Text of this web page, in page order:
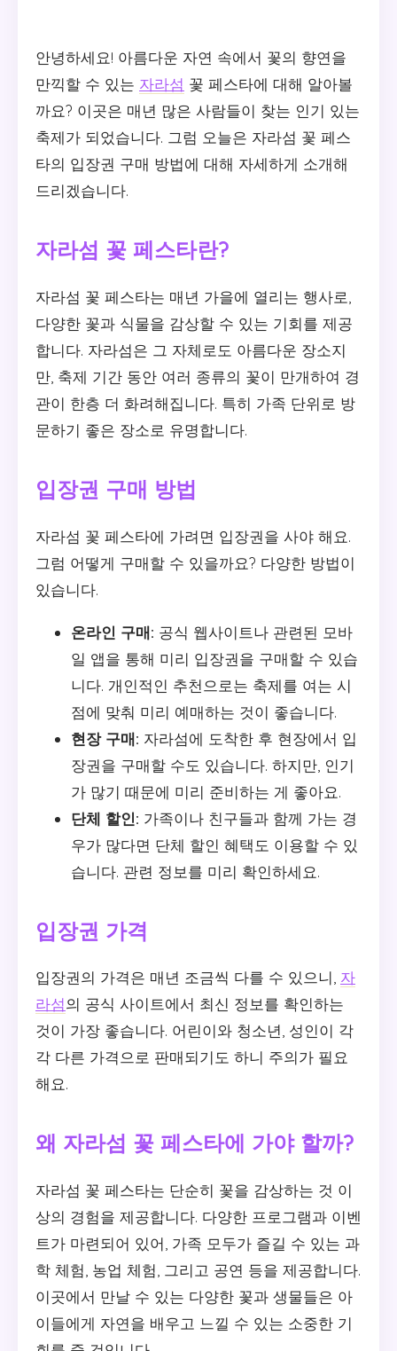
안녕하세요! 아름다운 자연 속에서 꽃의 향연을
만끽할 수 있는 자라섬 꽃 페스타에 대해 알아볼
까요? 이곳은 매년 많은 사람들이 찾는 인기 있는
축제가 되었습니다. 그럼 오늘은 자라섬 꽃 페스
타의 입장권 구매 방법에 대해 자세하게 소개해
드리겠습니다.
자라섬 꽃 페스타란?
자라섬 꽃 페스타는 매년 가을에 열리는 행사로,
다양한 꽃과 식물을 감상할 수 있는 기회를 제공
합니다. 자라섬은 그 자체로도 아름다운 장소지
만, 축제 기간 동안 여러 종류의 꽃이 만개하여 경
관이 한층 더 화려해집니다. 특히 가족 단위로 방
문하기 좋은 장소로 유명합니다.
입장권 구매 방법
자라섬 꽃 페스타에 가려면 입장권을 사야 해요.
그럼 어떻게 구매할 수 있을까요? 다양한 방법이
있습니다.
온라인 구매: 공식 웹사이트나 관련된 모바
일 앱을 통해 미리 입장권을 구매할 수 있습
니다. 개인적인 추천으로는 축제를 여는 시
점에 맞춰 미리 예매하는 것이 좋습니다.
현장 구매: 자라섬에 도착한 후 현장에서 입
장권을 구매할 수도 있습니다. 하지만, 인기
가 많기 때문에 미리 준비하는 게 좋아요.
단체 할인: 가족이나 친구들과 함께 가는 경
우가 많다면 단체 할인 혜택도 이용할 수 있
습니다. 관련 정보를 미리 확인하세요.
입장권 가격
입장권의 가격은 매년 조금씩 다를 수 있으니, 자
라섬의 공식 사이트에서 최신 정보를 확인하는
것이 가장 좋습니다. 어린이와 청소년, 성인이 각
각 다른 가격으로 판매되기도 하니 주의가 필요
해요.
왜 자라섬 꽃 페스타에 가야 할까?
자라섬 꽃 페스타는 단순히 꽃을 감상하는 것 이
상의 경험을 제공합니다. 다양한 프로그램과 이벤
트가 마련되어 있어, 가족 모두가 즐길 수 있는 과
학 체험, 농업 체험, 그리고 공연 등을 제공합니다.
이곳에서 만날 수 있는 다양한 꽃과 생물들은 아
이들에게 자연을 배우고 느낄 수 있는 소중한 기